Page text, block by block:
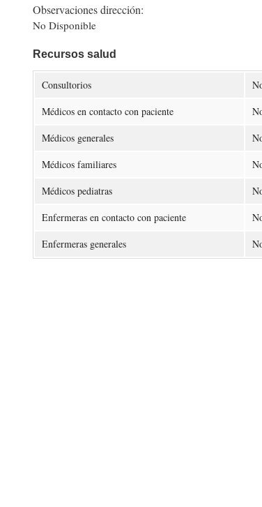
Observaciones dirección:
No Disponible
Recursos salud
Consultorios
Médicos en contacto con paciente
Médicos generales
Médicos familiares
Médicos pediatras
Enfermeras en contacto con paciente
Enfermeras generales